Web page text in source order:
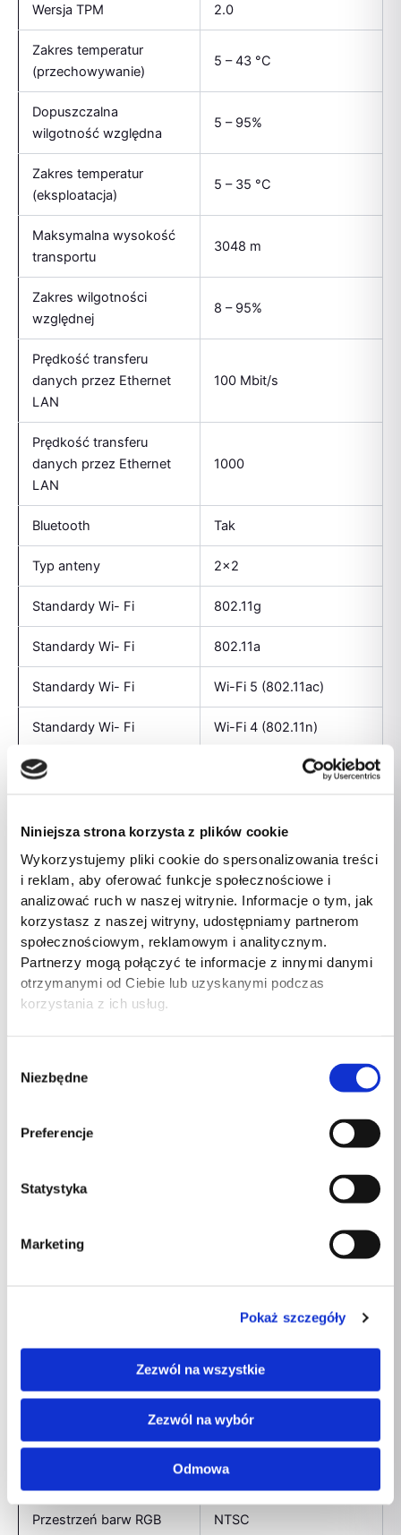
Niniejsza strona korzysta z plików cookie
Wykorzystujemy pliki cookie do spersonalizowania treści
i reklam, aby oferować funkcje społecznościowe i
analizować ruch w naszej witrynie. Informacje o tym, jak
korzystasz z naszej witryny, udostępniamy partnerom
społecznościowym, reklamowym i analitycznym.
Partnerzy mogą połączyć te informacje z innymi danymi
otrzymanymi od Ciebie lub uzyskanymi podczas
korzystania z ich usług.
zgody
Niezbędne
Preferencje
Statystyka
Marketing
Pokaż szczegóły
Zezwól na wszystkie
Zezwól na wybór
Odmowa
Wersja TPM 2.0
Zakres temperatur
(przechowywanie)
5 – 43 °C
Dopuszczalna
wilgotność względna
5 – 95%
Zakres temperatur
(eksploatacja)
5 – 35 °C
Maksymalna wysokość
transportu
3048 m
Zakres wilgotności
względnej
8 – 95%
Prędkość transferu
danych przez Ethernet
LAN
100 Mbit/s
Prędkość transferu
danych przez Ethernet
LAN
1000
Bluetooth Tak
Typ anteny 2×2
Standardy Wi- Fi 802.11g
Standardy Wi- Fi 802.11a
Standardy Wi- Fi Wi-Fi 5 (802.11ac)
Standardy Wi- Fi Wi-Fi 4 (802.11n)
Standardy Wi- Fi
Łączność z siecią
komórkową
Nie
Podstawowy standard
Wi-Fi
Wi-Fi 5 (802.11ac)
Przekątna ekranu
Natywna proporcja
Typ HD
Paleta barw
Maksymalna
odświeżania
144 Hz
IPS
Przestrzeń barw RGB NTSC